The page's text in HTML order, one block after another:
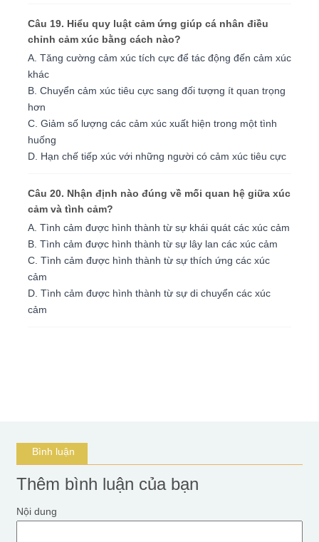
Câu 19. Hiểu quy luật cảm ứng giúp cá nhân điều
chỉnh cảm xúc bằng cách nào?
A. Tăng cường cảm xúc tích cực để tác động đến cảm xúc
khác
B. Chuyển cảm xúc tiêu cực sang đối tượng ít quan trọng
hơn
C. Giảm số lượng các cảm xúc xuất hiện trong một tình
huống
D. Hạn chế tiếp xúc với những người có cảm xúc tiêu cực
Câu 20. Nhận định nào đúng về mối quan hệ giữa xúc
cảm và tình cảm?
A. Tình cảm được hình thành từ sự khái quát các xúc cảm
B. Tình cảm được hình thành từ sự lây lan các xúc cảm
C. Tình cảm được hình thành từ sự thích ứng các xúc
cảm
D. Tình cảm được hình thành từ sự di chuyển các xúc
cảm
Bình luận
Thêm bình luận của bạn
Nội dung